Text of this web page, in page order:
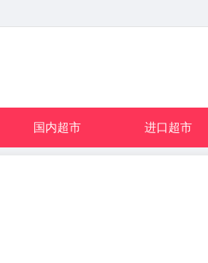
国内超市 进口超市